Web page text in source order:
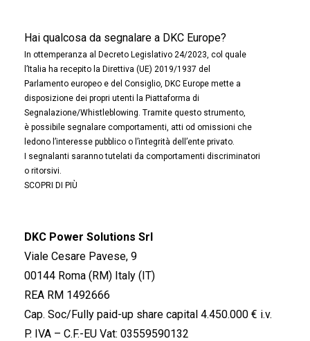
Hai qualcosa da segnalare a DKC Europe?
In ottemperanza al Decreto Legislativo 24/2023, col quale
l’Italia ha recepito la Direttiva (UE) 2019/1937 del
Parlamento europeo e del Consiglio, DKC Europe mette a
disposizione dei propri utenti la Piattaforma di
Segnalazione/Whistleblowing. Tramite questo strumento,
è possibile segnalare comportamenti, atti od omissioni che
ledono l’interesse pubblico o l’integrità dell’ente privato.
I segnalanti saranno tutelati da comportamenti discriminatori
o ritorsivi.
SCOPRI DI PIÙ
DKC Power Solutions Srl
Viale Cesare Pavese, 9
00144 Roma (RM) Italy (IT)
REA RM 1492666
Cap. Soc/Fully paid-up share capital 4.450.000 € i.v.
P. IVA – C.F.-EU Vat: 03559590132